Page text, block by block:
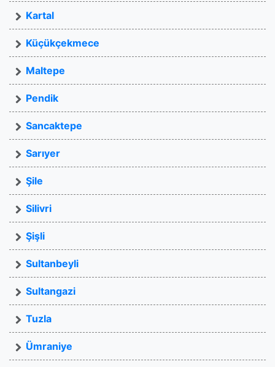
Kartal
Küçükçekmece
Maltepe
Pendik
Sancaktepe
Sarıyer
Şile
Silivri
Şişli
Sultanbeyli
Sultangazi
Tuzla
Ümraniye